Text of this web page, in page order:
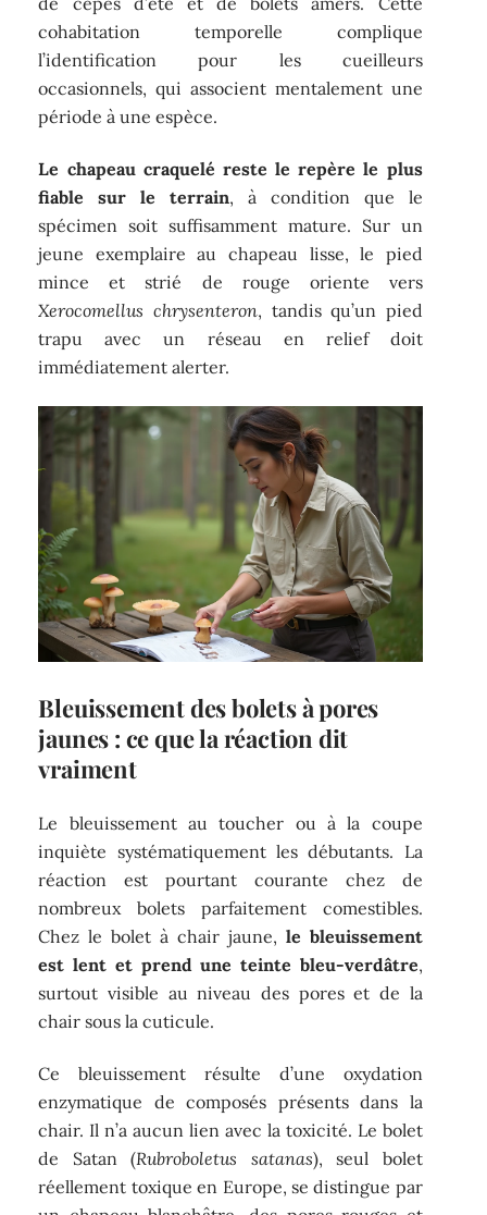
cohabitation temporelle complique
l’identification pour les cueilleurs
occasionnels, qui associent mentalement une
période à une espèce.
Le chapeau craquelé reste le repère le plus
fiable sur le terrain, à condition que le
spécimen soit suffisamment mature. Sur un
jeune exemplaire au chapeau lisse, le pied
mince et strié de rouge oriente vers
Xerocomellus chrysenteron, tandis qu’un pied
trapu avec un réseau en relief doit
immédiatement alerter.
Bleuissement des bolets à pores
jaunes : ce que la réaction dit
vraiment
Le bleuissement au toucher ou à la coupe
inquiète systématiquement les débutants. La
réaction est pourtant courante chez de
nombreux bolets parfaitement comestibles.
Chez le bolet à chair jaune, le bleuissement
est lent et prend une teinte bleu-verdâtre,
surtout visible au niveau des pores et de la
chair sous la cuticule.
Ce bleuissement résulte d’une oxydation
enzymatique de composés présents dans la
chair. Il n’a aucun lien avec la toxicité. Le bolet
de Satan (Rubroboletus satanas), seul bolet
réellement toxique en Europe, se distingue par